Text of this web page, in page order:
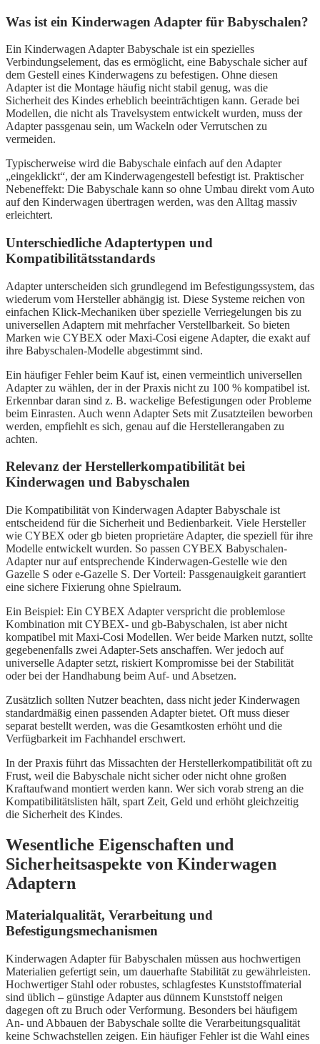
Was ist ein Kinderwagen Adapter für Babyschalen?
Ein Kinderwagen Adapter Babyschale ist ein spezielles
Verbindungselement, das es ermöglicht, eine Babyschale sicher auf
dem Gestell eines Kinderwagens zu befestigen. Ohne diesen
Adapter ist die Montage häufig nicht stabil genug, was die
Sicherheit des Kindes erheblich beeinträchtigen kann. Gerade bei
Modellen, die nicht als Travelsystem entwickelt wurden, muss der
Adapter passgenau sein, um Wackeln oder Verrutschen zu
vermeiden.
Typischerweise wird die Babyschale einfach auf den Adapter
„eingeklickt“, der am Kinderwagengestell befestigt ist. Praktischer
Nebeneffekt: Die Babyschale kann so ohne Umbau direkt vom Auto
auf den Kinderwagen übertragen werden, was den Alltag massiv
erleichtert.
Unterschiedliche Adaptertypen und
Kompatibilitätsstandards
Adapter unterscheiden sich grundlegend im Befestigungssystem, das
wiederum vom Hersteller abhängig ist. Diese Systeme reichen von
einfachen Klick-Mechaniken über spezielle Verriegelungen bis zu
universellen Adaptern mit mehrfacher Verstellbarkeit. So bieten
Marken wie CYBEX oder Maxi-Cosi eigene Adapter, die exakt auf
ihre Babyschalen-Modelle abgestimmt sind.
Ein häufiger Fehler beim Kauf ist, einen vermeintlich universellen
Adapter zu wählen, der in der Praxis nicht zu 100 % kompatibel ist.
Erkennbar daran sind z. B. wackelige Befestigungen oder Probleme
beim Einrasten. Auch wenn Adapter Sets mit Zusatzteilen beworben
werden, empfiehlt es sich, genau auf die Herstellerangaben zu
achten.
Relevanz der Herstellerkompatibilität bei
Kinderwagen und Babyschalen
Die Kompatibilität von Kinderwagen Adapter Babyschale ist
entscheidend für die Sicherheit und Bedienbarkeit. Viele Hersteller
wie CYBEX oder gb bieten proprietäre Adapter, die speziell für ihre
Modelle entwickelt wurden. So passen CYBEX Babyschalen-
Adapter nur auf entsprechende Kinderwagen-Gestelle wie den
Gazelle S oder e-Gazelle S. Der Vorteil: Passgenauigkeit garantiert
eine sichere Fixierung ohne Spielraum.
Ein Beispiel: Ein CYBEX Adapter verspricht die problemlose
Kombination mit CYBEX- und gb-Babyschalen, ist aber nicht
kompatibel mit Maxi-Cosi Modellen. Wer beide Marken nutzt, sollte
gegebenenfalls zwei Adapter-Sets anschaffen. Wer jedoch auf
universelle Adapter setzt, riskiert Kompromisse bei der Stabilität
oder bei der Handhabung beim Auf- und Absetzen.
Zusätzlich sollten Nutzer beachten, dass nicht jeder Kinderwagen
standardmäßig einen passenden Adapter bietet. Oft muss dieser
separat bestellt werden, was die Gesamtkosten erhöht und die
Verfügbarkeit im Fachhandel erschwert.
In der Praxis führt das Missachten der Herstellerkompatibilität oft zu
Frust, weil die Babyschale nicht sicher oder nicht ohne großen
Kraftaufwand montiert werden kann. Wer sich vorab streng an die
Kompatibilitätslisten hält, spart Zeit, Geld und erhöht gleichzeitig
die Sicherheit des Kindes.
Wesentliche Eigenschaften und
Sicherheitsaspekte von Kinderwagen
Adaptern
Materialqualität, Verarbeitung und
Befestigungsmechanismen
Kinderwagen Adapter für Babyschalen müssen aus hochwertigen
Materialien gefertigt sein, um dauerhafte Stabilität zu gewährleisten.
Hochwertiger Stahl oder robustes, schlagfestes Kunststoffmaterial
sind üblich – günstige Adapter aus dünnem Kunststoff neigen
dagegen oft zu Bruch oder Verformung. Besonders bei häufigem
An- und Abbauen der Babyschale sollte die Verarbeitungsqualität
keine Schwachstellen zeigen. Ein häufiger Fehler ist die Wahl eines